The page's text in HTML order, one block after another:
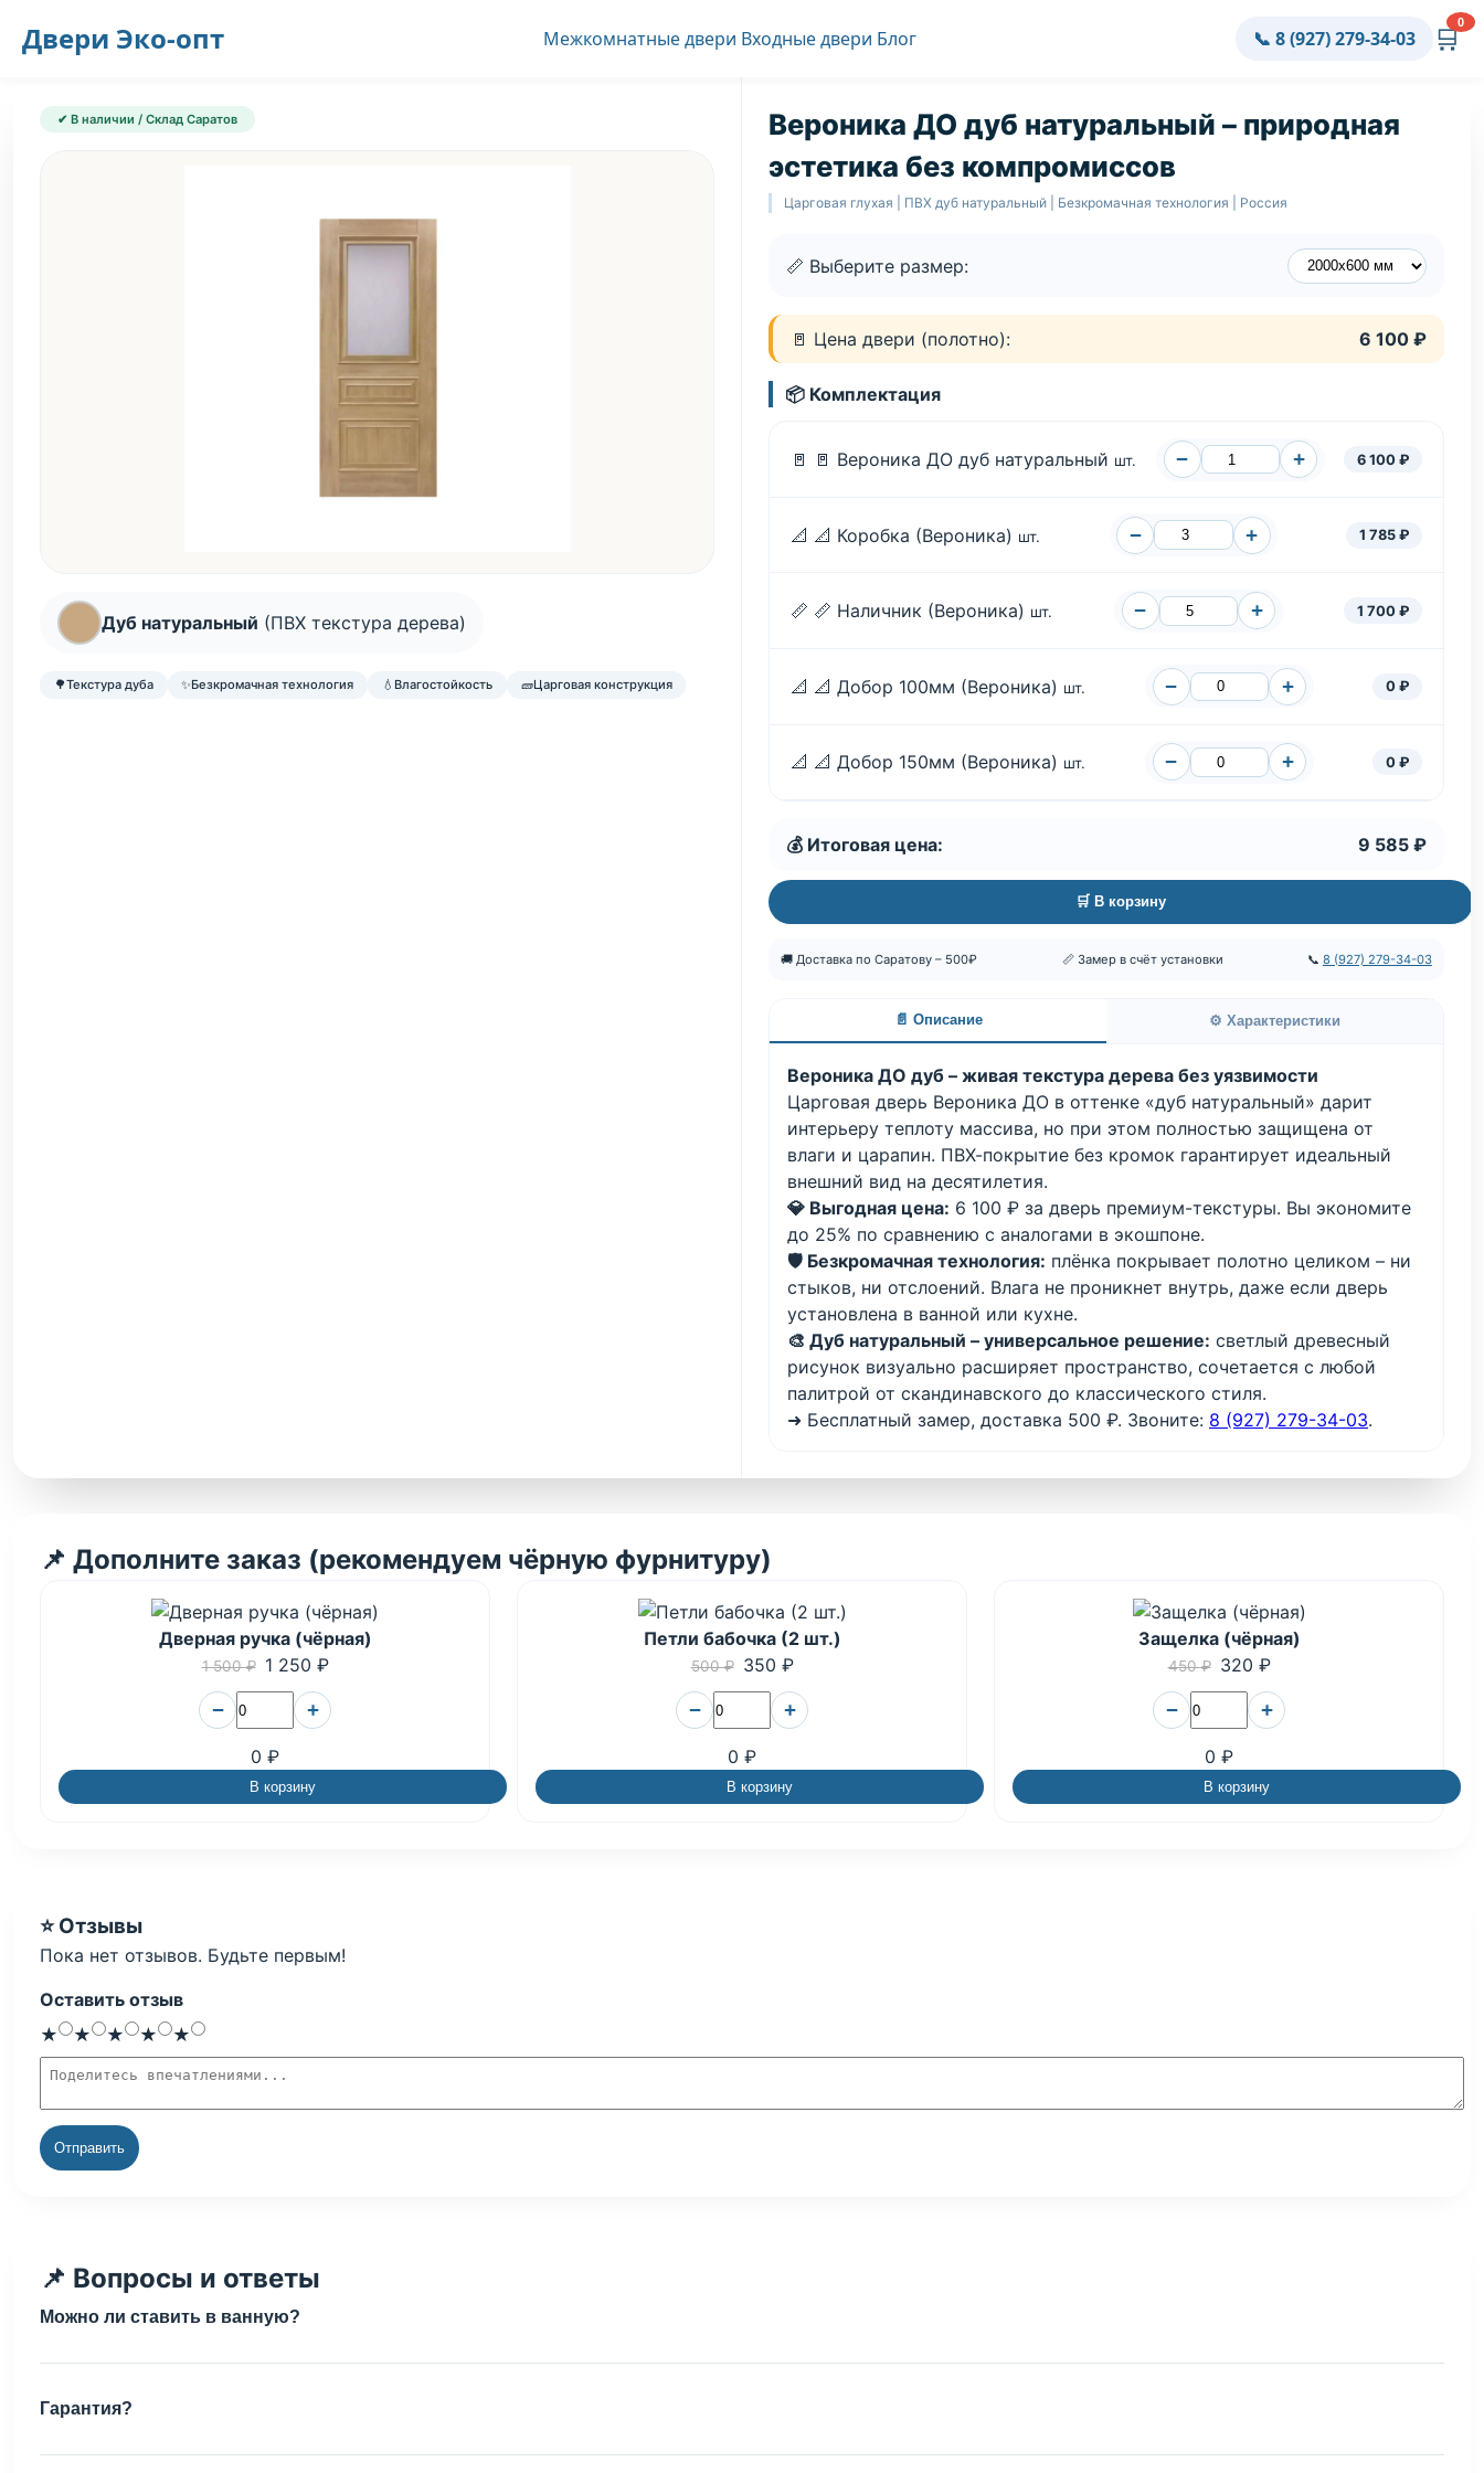
Двери Эко-опт Межкомнатные двери Входные двери Блог 📞 8 (927) 279-34-03 🛒
0
✔ В наличии / Склад Саратов
Дуб натуральный (ПВХ текстура дерева)
🌳Текстура дуба ✨Безкромачная технология 💧 Влагостойкость 🧱Царговая конструкция
Вероника ДО дуб натуральный – природная
эстетика без компромиссов
Царговая глухая | ПВХ дуб натуральный | Безкромачная технология | Россия
📏 Выберите размер:
🚪 Цена двери (полотно): 6 100 ₽
📦 Комплектация
🚪 🚪 Вероника ДО дуб натуральный шт. − + 6 100 ₽
📐 📐 Коробка (Вероника) шт. − + 1 785 ₽
📏 📏 Наличник (Вероника) шт. − + 1 700 ₽
📐 📐 Добор 100мм (Вероника) шт. − + 0 ₽
📐 📐 Добор 150мм (Вероника) шт. − + 0 ₽
💰 Итоговая цена: 9 585 ₽
🛒 В корзину
🚚 Доставка по Саратову – 500₽ 📏 Замер в счёт установки 📞 8 (927) 279-34-03
📄 Описание ⚙️ Характеристики
Вероника ДО дуб – живая текстура дерева без уязвимости
Царговая дверь Вероника ДО в оттенке «дуб натуральный» дарит
интерьеру теплоту массива, но при этом полностью защищена от
влаги и царапин. ПВХ-покрытие без кромок гарантирует идеальный
внешний вид на десятилетия.
💎 Выгодная цена: 6 100 ₽ за дверь премиум-текстуры. Вы экономите
до 25% по сравнению с аналогами в экошпоне.
🛡️ Безкромачная технология: плёнка покрывает полотно целиком – ни
стыков, ни отслоений. Влага не проникнет внутрь, даже если дверь
установлена в ванной или кухне.
🎨 Дуб натуральный – универсальное решение: светлый древесный
рисунок визуально расширяет пространство, сочетается с любой
палитрой от скандинавского до классического стиля.
➜ Бесплатный замер, доставка 500 ₽. Звоните: 8 (927) 279-34-03.
📌 Дополните заказ (рекомендуем чёрную фурнитуру)
Дверная ручка (чёрная)
1 500 ₽ 1 250 ₽
− +
0 ₽
В корзину
Петли бабочка (2 шт.)
500 ₽ 350 ₽
− +
0 ₽
В корзину
Защелка (чёрная)
450 ₽ 320 ₽
− +
0 ₽
В корзину
⭐ Отзывы
Пока нет отзывов. Будьте первым!
Оставить отзыв
Оценка
5 звёзд
★
4 звезды
★
3 звезды
★
2 звезды
★
1 звезда
★
Текст отзыва
Отправить
📌 Вопросы и ответы
Можно ли ставить в ванную?
Гарантия?